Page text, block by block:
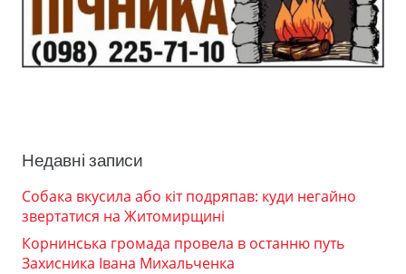
Недавні записи
Собака вкусила або кіт подряпав: куди негайно
звертатися на Житомирщині
Корнинська громада провела в останню путь
Захисника Івана Михальченка